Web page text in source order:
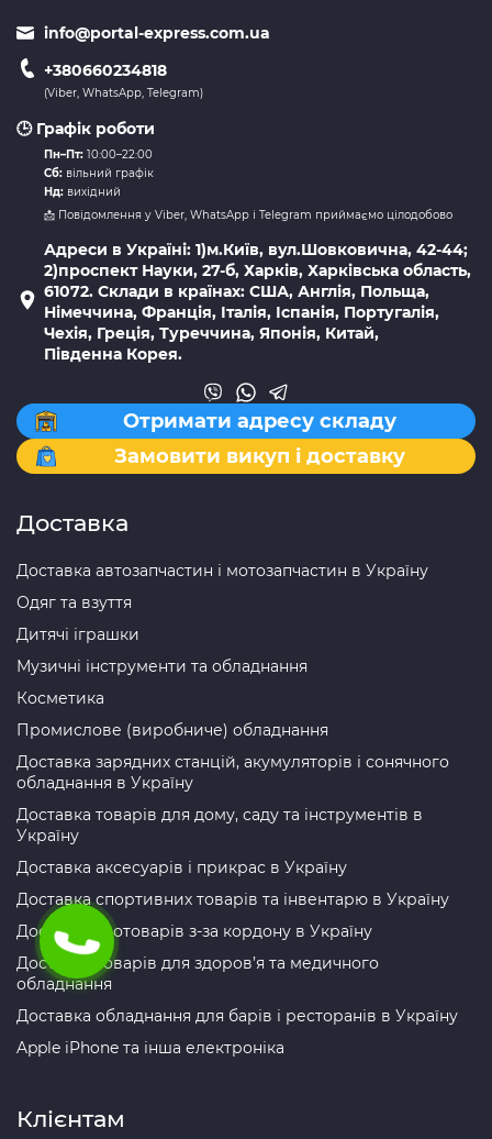
info@portal-express.com.ua
+380660234818
(Viber, WhatsApp, Telegram)
🕒 Графік роботи
Пн–Пт: 10:00–22:00
Сб: вільний графік
Нд: вихідний
📩 Повідомлення у Viber, WhatsApp і Telegram приймаємо цілодобово
Адреси в Україні: 1)м.Київ, вул.Шовковична, 42-44;
2)проспект Науки, 27-б, Харків, Харківська область,
61072. Склади в країнах: США, Англія, Польща,
Німеччина, Франція, Італія, Іспанія, Португалія,
Чехія, Греція, Туреччина, Японія, Китай,
Південна Корея.
Отримати адресу складу
Замовити викуп і доставку
Доставка
Доставка автозапчастин і мотозапчастин в Україну
Одяг та взуття
Дитячі іграшки
Музичні інструменти та обладнання
Косметика
Промислове (виробниче) обладнання
Доставка зарядних станцій, акумуляторів і сонячного
обладнання в Україну
Доставка товарів для дому, саду та інструментів в
Україну
Доставка аксесуарів і прикрас в Україну
Доставка спортивних товарів та інвентарю в Україну
Доставка зоотоварів з-за кордону в Україну
Доставка товарів для здоров’я та медичного
обладнання
Доставка обладнання для барів і ресторанів в Україну
Apple iPhone та інша електроніка
Клієнтам